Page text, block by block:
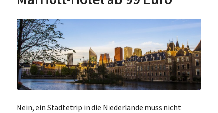
Nein, ein Städtetrip in die Niederlande muss nicht